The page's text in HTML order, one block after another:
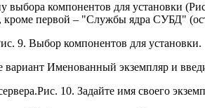
компонентов для установки
первой – "Службы ядра СУБД"
9. Выбор компонентов для установки.
Именованный экземпляр и
Рис. 10. Задайте имя своего